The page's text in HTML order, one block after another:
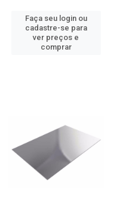
Faça seu login ou
cadastre-se para
ver preços e
comprar